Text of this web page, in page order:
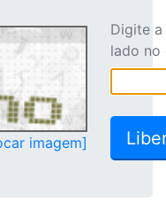
imagem]
Digite
lado no